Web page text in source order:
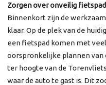
Zorgen over onveilig fietspad
Binnenkort zijn de
klaar. Op de plek van de
een fietspad komen met
oorspronkelijke plannen
ter hoogte van de
waar de auto te gast is. Dit